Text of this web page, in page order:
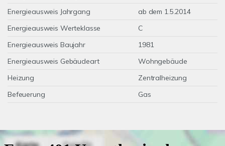
Energieausweis Jahrgang
ab dem 1.5.2014
Energieausweis Werteklasse
C
Energieausweis Baujahr
1981
Energieausweis Gebäudeart
Wohngebäude
Heizung
Zentralheizung
Befeuerung
Gas